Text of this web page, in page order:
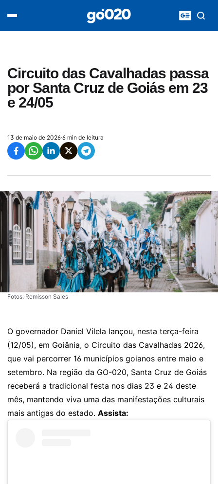
Circuito das Cavalhadas passa
por Santa Cruz de Goiás em 23
e 24/05
13 de maio de 2026·6 min de leitura
Fotos: Remisson Sales
O governador Daniel Vilela lançou, nesta terça-feira
(12/05), em Goiânia, o Circuito das Cavalhadas 2026,
que vai percorrer 16 municípios goianos entre maio e
setembro. Na região da GO-020, Santa Cruz de Goiás
receberá a tradicional festa nos dias 23 e 24 deste
mês, mantendo viva uma das manifestações culturais
mais antigas do estado. Assista:
acontece agora
entretenimento
vídeos
pod020